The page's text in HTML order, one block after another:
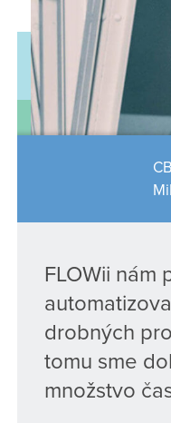
FLOWii nám
drobných
tomu sme
množstvo